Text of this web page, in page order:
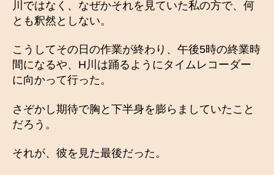
川ではなく、なぜかそれを見ていた私の方で、何
とも釈然としない。
こうしてその日の作業が終わり、午後5時の終業時
間になるや、H川は踊るようにタイムレコーダー
に向かって行った。
さぞかし期待で胸と下半身を膨らましていたこと
だろう。
それが、彼を見た最後だった。